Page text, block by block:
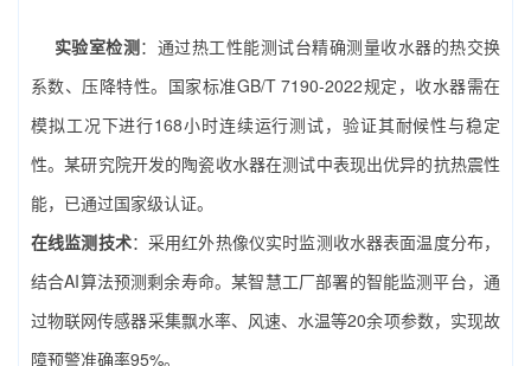
实验室检测：通过热工性能测试台精确测量收水器的热交换
系数、压降特性。国家标准GB/T 7190-2022规定，收水器需在
模拟工况下进行168小时连续运行测试，验证其耐候性与稳定
性。某研究院开发的陶瓷收水器在测试中表现出优异的抗热震性
能，已通过国家级认证。
在线监测技术：采用红外热像仪实时监测收水器表面温度分布，
结合AI算法预测剩余寿命。某智慧工厂部署的智能监测平台，通
过物联网传感器采集飘水率、风速、水温等20余项参数，实现故
障预警准确率95%。